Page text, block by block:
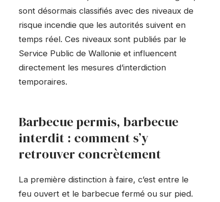
sont désormais classifiés avec des niveaux de
risque incendie que les autorités suivent en
temps réel. Ces niveaux sont publiés par le
Service Public de Wallonie et influencent
directement les mesures d’interdiction
temporaires.
Barbecue permis, barbecue
interdit : comment s’y
retrouver concrètement
La première distinction à faire, c’est entre le
feu ouvert et le barbecue fermé ou sur pied.